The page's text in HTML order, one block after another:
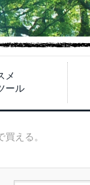
メ
ール
える。